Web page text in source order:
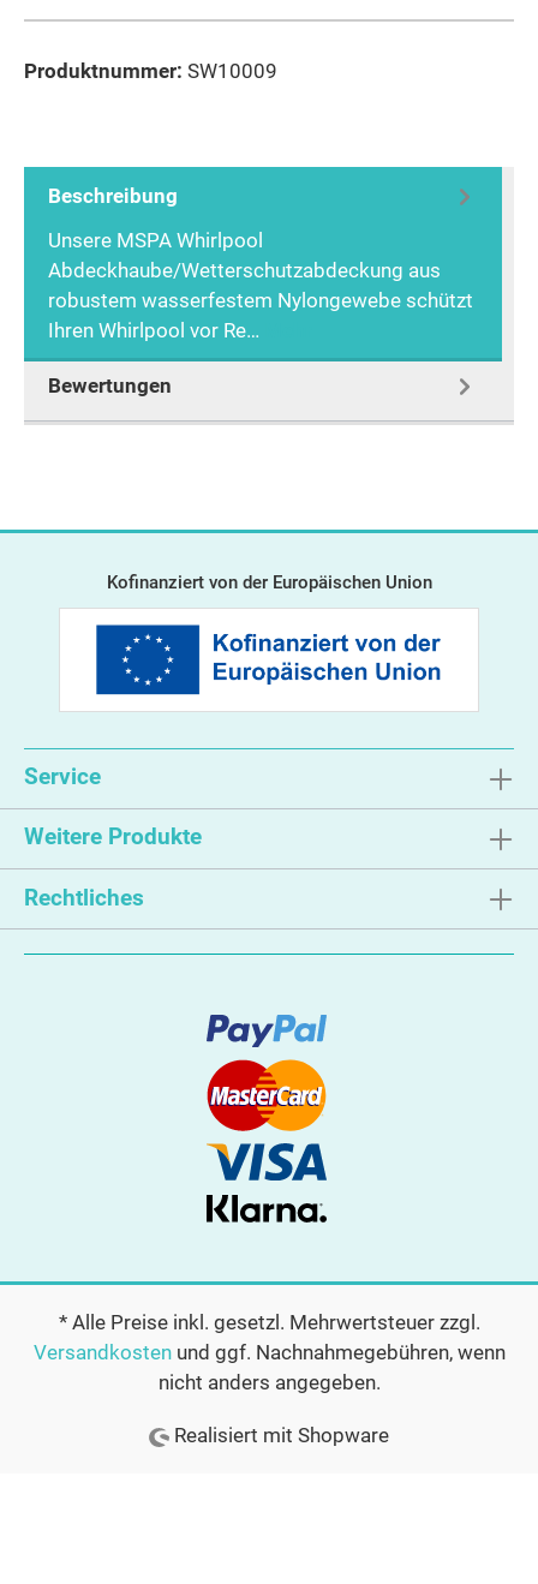
Produktnummer: SW10009
Beschreibung
Unsere MSPA Whirlpool
Abdeckhaube/Wetterschutzabdeckung aus
robustem wasserfestem Nylongewebe schützt
Ihren Whirlpool vor Re…
Bewertungen
Kofinanziert von der Europäischen Union
Service
Weitere Produkte
Rechtliches
* Alle Preise inkl. gesetzl. Mehrwertsteuer zzgl.
Versandkostenund ggf. Nachnahmegebühren, wenn
nicht anders angegeben.
Realisiert mit Shopware